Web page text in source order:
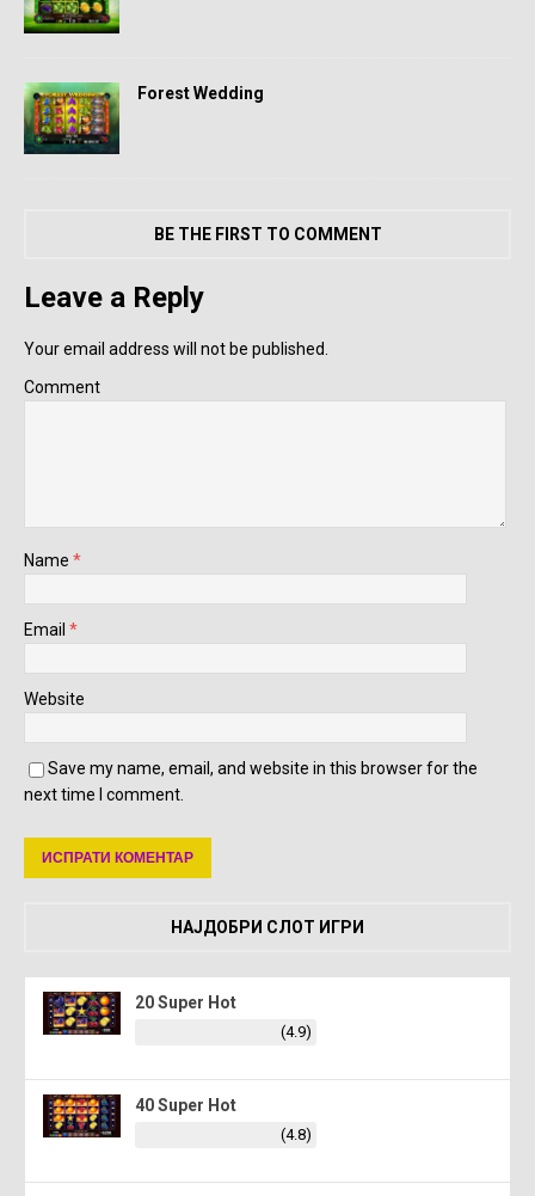
Forest Wedding
BE THE FIRST TO COMMENT
Leave a Reply
Your email address will not be published.
Comment
Name *
Email *
Website
Save my name, email, and website in this browser for the
next time I comment.
НАЈДОБРИ СЛОТ ИГРИ
20 Super Hot
(4.9)
40 Super Hot
(4.8)